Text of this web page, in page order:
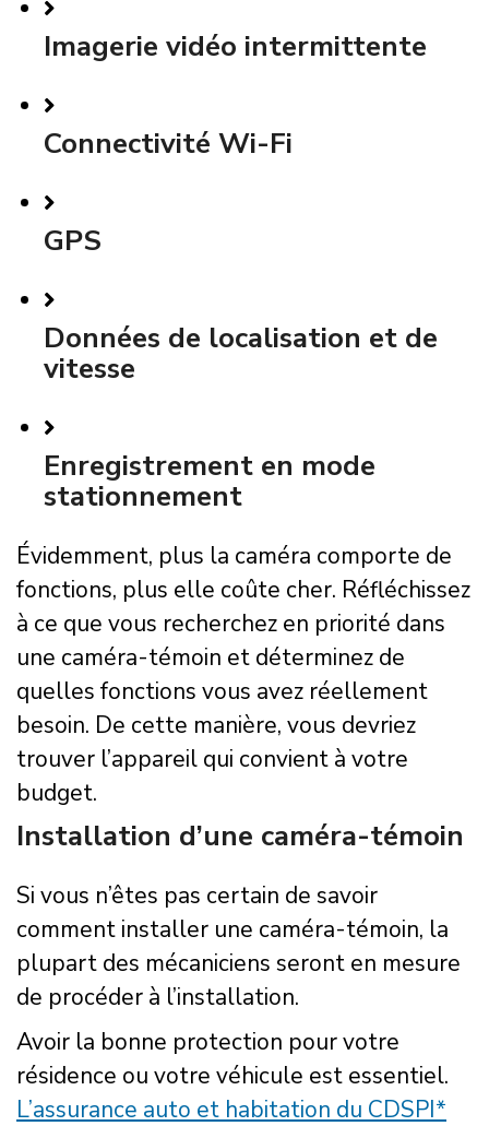
Imagerie vidéo intermittente
Connectivité Wi-Fi
GPS
Données de localisation et de
vitesse
Enregistrement en mode
stationnement
Évidemment, plus la caméra comporte de
fonctions, plus elle coûte cher. Réfléchissez
à ce que vous recherchez en priorité dans
une caméra-témoin et déterminez de
quelles fonctions vous avez réellement
besoin. De cette manière, vous devriez
trouver l’appareil qui convient à votre
budget.
Installation d’une caméra-témoin
Si vous n’êtes pas certain de savoir
comment installer une caméra-témoin, la
plupart des mécaniciens seront en mesure
de procéder à l’installation.
Avoir la bonne protection pour votre
résidence ou votre véhicule est essentiel.
L’assurance auto et habitation du CDSPI*